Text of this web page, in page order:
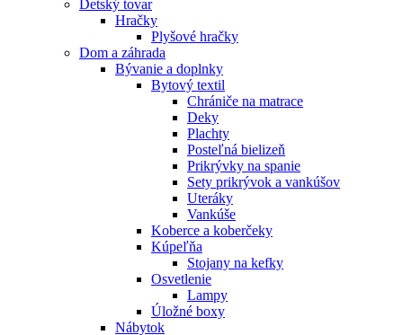
Detský tovar
Hračky
Plyšové hračky
Dom a záhrada
Bývanie a doplnky
Bytový textil
Chrániče na matrace
Deky
Plachty
Posteľná bielizeň
Prikrývky na spanie
Sety prikrývok a vankúšov
Uteráky
Vankúše
Koberce a koberčeky
Kúpeľňa
Stojany na kefky
Osvetlenie
Lampy
Úložné boxy
Nábytok